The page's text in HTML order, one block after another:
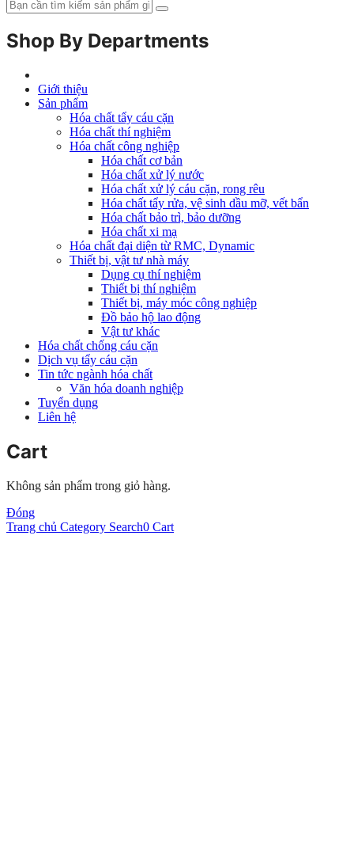
Shop By Departments
Giới thiệu
Sản phẩm
Hóa chất tẩy cáu cặn
Hóa chất thí nghiệm
Hóa chất công nghiệp
Hóa chất cơ bản
Hóa chất xử lý nước
Hóa chất xử lý cáu cặn, rong rêu
Hóa chất tẩy rửa, vệ sinh dầu mỡ, vết bẩn
Hóa chất bảo trì, bảo dưỡng
Hóa chất xi mạ
Hóa chất đại diện từ RMC, Dynamic
Thiết bị, vật tư nhà máy
Dụng cụ thí nghiệm
Thiết bị thí nghiệm
Thiết bị, máy móc công nghiệp
Đồ bảo hộ lao động
Vật tư khác
Hóa chất chống cáu cặn
Dịch vụ tẩy cáu cặn
Tin tức ngành hóa chất
Văn hóa doanh nghiệp
Tuyển dụng
Liên hệ
Cart
Không sản phẩm trong giỏ hàng.
Đóng
Trang chủ Category Search0 Cart